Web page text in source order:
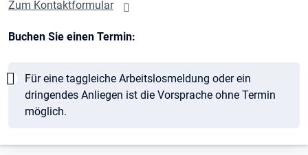
Zum Kontaktformular
Buchen Sie einen Termin:
Für eine taggleiche Arbeitslosmeldung oder ein
dringendes Anliegen ist die Vorsprache ohne Termin
möglich.